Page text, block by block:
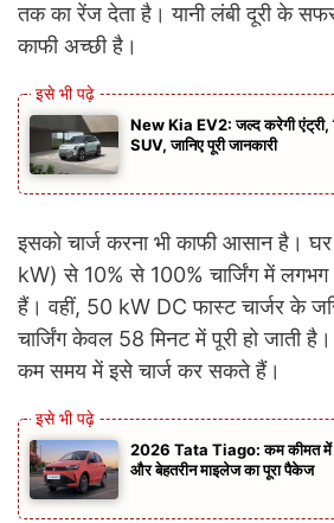
तक का रेंज देता है। यानी लंबी दूरी के
काफी अच्छी है।
New Kia EV2: जल्द करेगी एंट्री,
SUV, जानिए पूरी जानकारी
इसको चार्ज करना भी काफी आसान है।
kW) से 10% से 100% चार्जिंग में
हैं। वहीं, 50 kW DC फास्ट चार्जर के
चार्जिंग केवल 58 मिनट में पूरी हो जाती
कम समय में इसे चार्ज कर सकते हैं।
2026 Tata Tiago: कम कीमत में
और बेहतरीन माइलेज का पूरा पैकेज